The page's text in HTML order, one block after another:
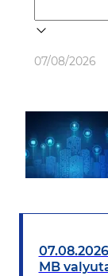
07/08/2026
MB